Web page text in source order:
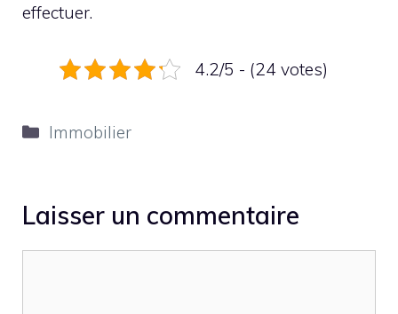
effectuer.
4.2/5 - (24 votes)
Catégories
Immobilier
Laisser un commentaire